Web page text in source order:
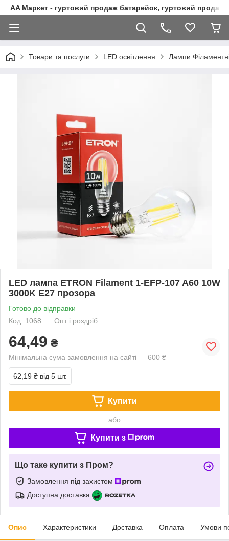
AA Маркет - гуртовий продаж батарейок, гуртовий продаж
Товари та послуги LED освітлення Лампи
LED лампа ETRON Filament 1-EFP-107 A60 10W
3000K E27 прозора
Готово до відправки
Код: 1068
Опт і роздріб
64,49 ₴
Мінімальна сума замовлення на сайті — 600 ₴
62,19 ₴ від 5 шт.
Купити
або
Купити з
Що таке купити з Пром?
Замовлення під захистом
Доступна доставка
Опис Характеристики Доставка Оплата Умови